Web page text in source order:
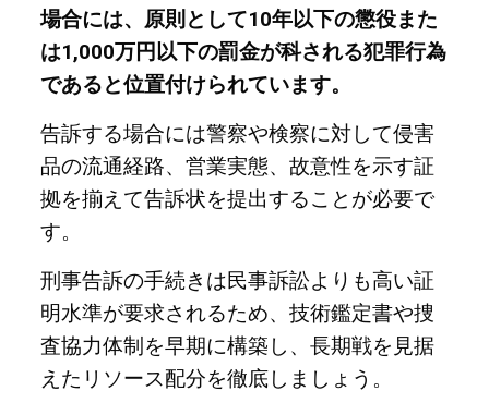
場合には、原則として10年以下の懲役また
は1,000万円以下の罰金が科される犯罪行為
であると位置付けられています。
告訴する場合には警察や検察に対して侵害
品の流通経路、営業実態、故意性を示す証
拠を揃えて告訴状を提出することが必要で
す。
刑事告訴の手続きは民事訴訟よりも高い証
明水準が要求されるため、技術鑑定書や捜
査協力体制を早期に構築し、長期戦を見据
えたリソース配分を徹底しましょう。